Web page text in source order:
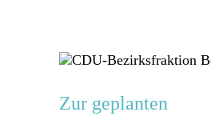
Zur geplanten